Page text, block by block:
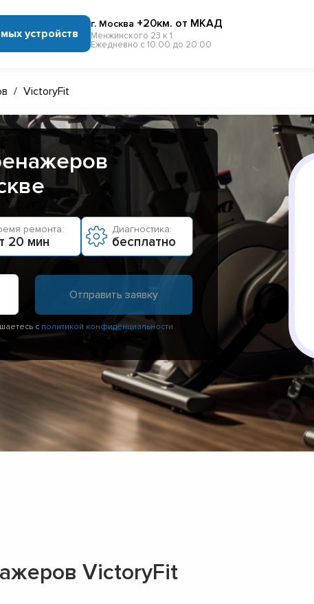
устройств
г. Москва +20км. от МКАД
Менжинского 23 к 1
Ежедневно с 10:00 до 20:00
/ VictoryFit
ремонта:
20 мин
Диагностика:
бесплатно
с политикой конфиденциальности
VictoryFit